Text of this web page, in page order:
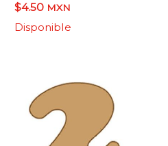
$4.50 MXN
Disponible